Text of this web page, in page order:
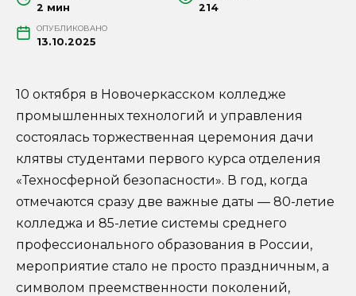
2 мин 214
ОПУБЛИКОВАНО
13.10.2025
10 октября в Новочеркасском колледже
промышленных технологий и управления
состоялась торжественная церемония дачи
клятвы студентами первого курса отделения
«Техносферной безопасности». В год, когда
отмечаются сразу две важные даты — 80-летие
колледжа и 85-летие системы среднего
профессионального образования в России,
мероприятие стало не просто праздничным, а
символом преемственности поколений,